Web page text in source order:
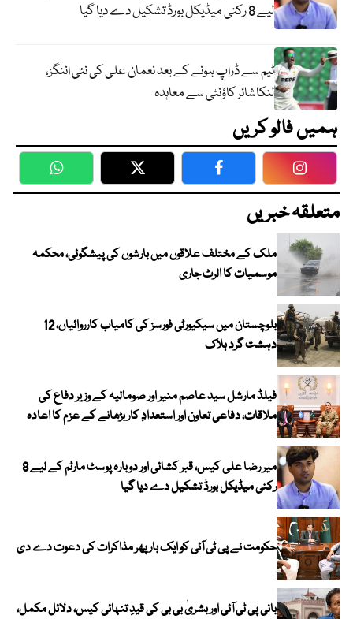
لیے 8 رکنی میڈیکل بورڈ تشکیل دے دیا گیا
ٹیم سے ڈراپ ہونے کے بعد نعمان علی کی نئی اننگز،
لنکاشائر کاؤنٹی سے معاہدہ
ہمیں فالو کریں
WhatsApp Twitter Facebook
متعلقہ خبریں
ملک کے مختلف علاقوں میں بارشوں کی پیشگوئی، محکمہ
موسمیات کا الرٹ جاری
بلوچستان میں سیکیورٹی فورسز کی کامیاب کارروائیاں، 12
دہشت گرد ہلاک
فیلڈ مارشل سید عاصم منیر اور صومالیہ کے وزیر دفاع کی
ملاقات، دفاعی تعاون اور استعدادِ کار بڑھانے کے عزم کا اعادہ
میر رضا علی کیس، قبر کشائی اور دوبارہ پوسٹ مارٹم کے لیے 8
رکنی میڈیکل بورڈ تشکیل دے دیا گیا
حکومت نے پی ٹی آئی کو ایک بارپھر مذاکرات کی دعوت دے دی
بانی پی ٹی آئی اور بشریٰ بی بی کی قیدِ تنہائی کیس، دلائل مکمل،